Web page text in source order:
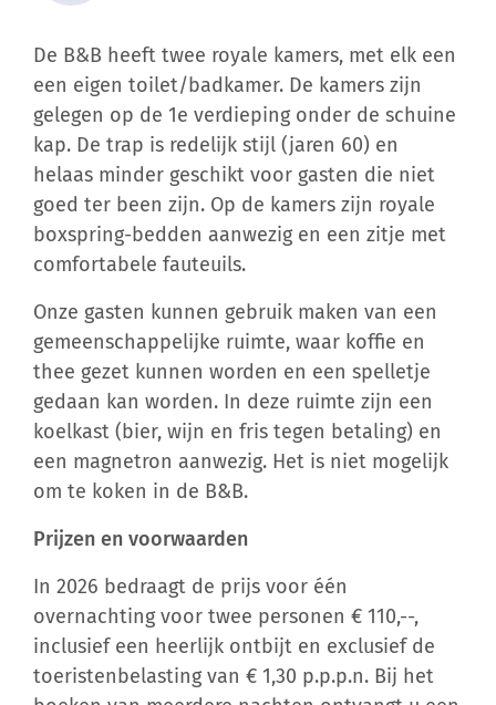
De B&B heeft twee royale kamers, met elk een
eigen toilet/badkamer
. De kamers zijn
gelegen op de 1e verdieping onder de schuine
kap. De trap is redelijk stijl (jaren 60) en
helaas minder geschikt voor gasten die niet
goed ter been zijn. Op de kamers zijn
royale
boxspring-bedden
aanwezig en een zitje
comfortabele fauteuils
Onze gasten kunnen gebruik maken van een
gemeenschappelijke ruimte, waar koffie en
thee gezet kunnen worden en een spelletje
gedaan kan worden. In deze ruimte zijn een
koelkast (bier, wijn en fris tegen betaling) en
een magnetron aanwezig. Het is niet mogelijk
om te koken in de B&B.
Prijzen en voorwaarden
In 2026 bedraagt de prijs voor één
overnachting voor twee personen € 110,--,
inclusief een heerlijk ontbijt en exclusief de
toeristenbelasting van € 1,30 p.p.p.n. Bij het
boeken van meerdere nachten ontvangt u een